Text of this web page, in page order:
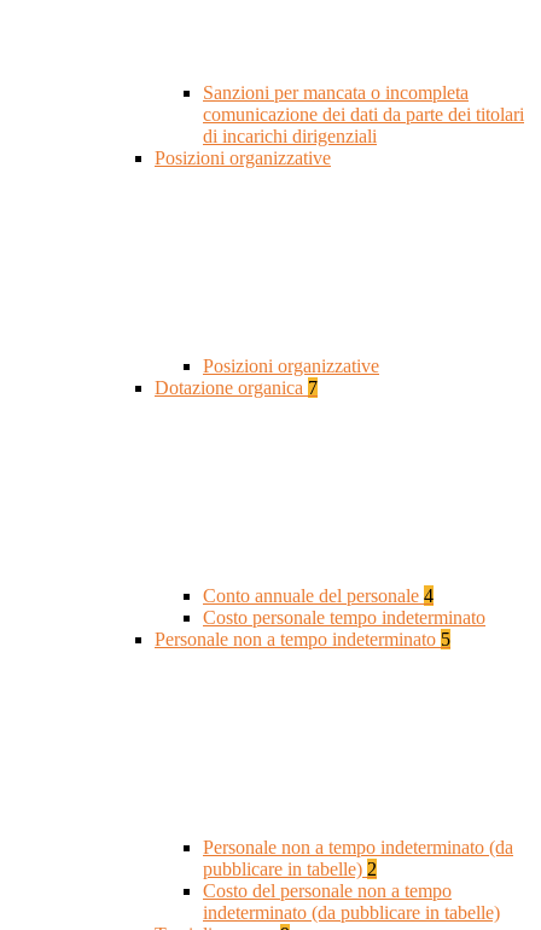
Sanzioni per mancata o incompleta
comunicazione dei dati da parte dei titolari
di incarichi dirigenziali
Posizioni organizzative
Posizioni organizzative
Dotazione organica 7
Conto annuale del personale 4
Costo personale tempo indeterminato
Personale non a tempo indeterminato 5
Personale non a tempo indeterminato (da
pubblicare in tabelle) 2
Costo del personale non a tempo
indeterminato (da pubblicare in tabelle)